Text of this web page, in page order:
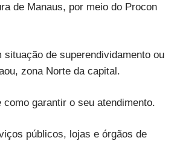
de Manaus, por meio do Procon
de superendividamento ou
zona Norte da capital.
garantir o seu atendimento.
públicos, lojas e órgãos de